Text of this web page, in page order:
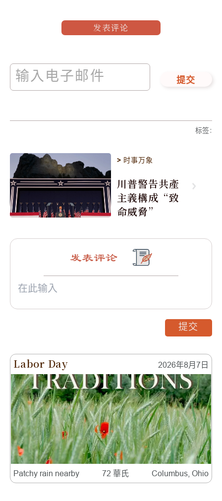
发表评论
提交
标签:
> 时事万象
川普警告共產
主義構成“致
命威脅”
Labor Day 2026年8月7日
Patchy rain nearby 72 華氏 Columbus, Ohio
发表评论
提交